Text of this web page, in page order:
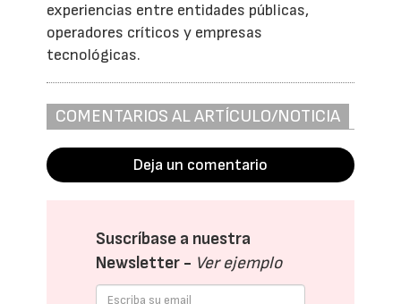
experiencias entre entidades públicas,
operadores críticos y empresas
tecnológicas.
COMENTARIOS AL ARTÍCULO/NOTICIA
Deja un comentario
Suscríbase a nuestra
Newsletter - Ver ejemplo